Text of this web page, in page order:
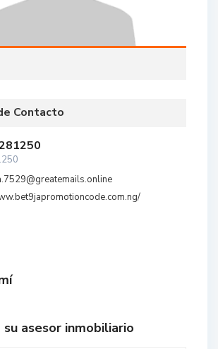
Contacto
asesor inmobiliario